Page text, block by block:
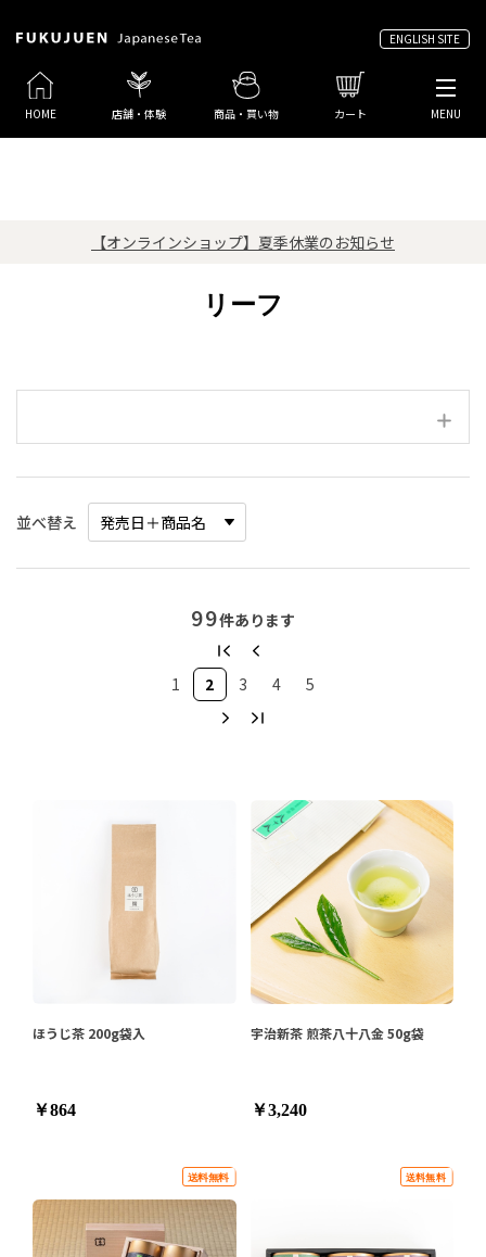
ENGLISH SITE
HOME 店舗・体験 商品・買い物 カート MENU
【オンラインショップ】夏季休業のお知らせ
リーフ
並べ替え
99件あります
1 2 3 4 5
ほうじ茶 200g袋入
￥864
宇治新茶 煎茶八十八金 50g袋
￥3,240